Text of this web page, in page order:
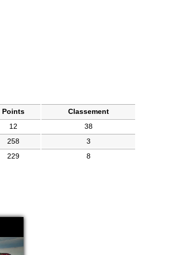
Points
Classement
12
38
258
3
229 8